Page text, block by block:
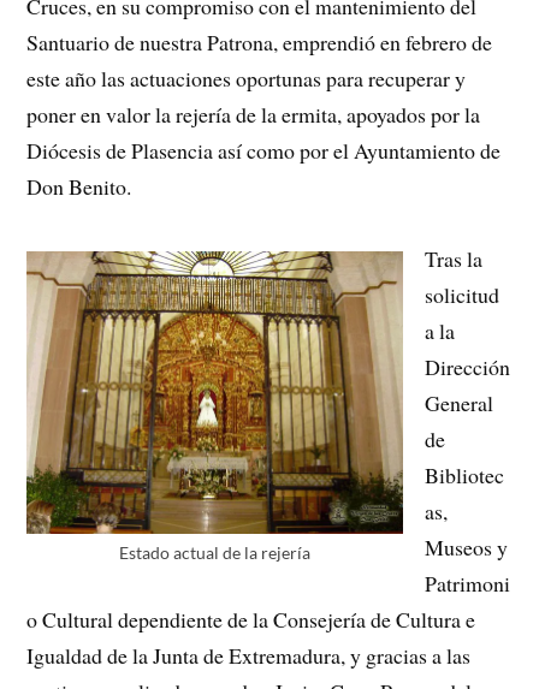
Cruces, en su compromiso con el mantenimiento del
Santuario de nuestra Patrona, emprendió en febrero de
este año las actuaciones oportunas para recuperar y
poner en valor la rejería de la ermita, apoyados por la
Diócesis de Plasencia así como por el Ayuntamiento de
Don Benito.
Estado actual de la rejería
Tras la
solicitud
a la
Dirección
General
de
Bibliotec
as,
Museos y
Patrimoni
o Cultural dependiente de la Consejería de Cultura e
Igualdad de la Junta de Extremadura, y gracias a las